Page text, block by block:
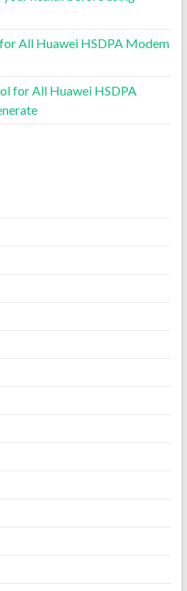
All Huawei HSDPA Modem
for All Huawei HSDPA